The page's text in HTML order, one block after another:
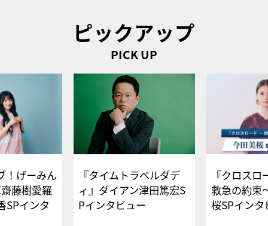
ピックアップ
PICK UP
！げーみん
藤樹愛羅
SPインタ
『タイムトラベルダデ
ィ』ダイアン津田篤宏S
Pインタビュー
『クロス
救急の約束
桜SPイ